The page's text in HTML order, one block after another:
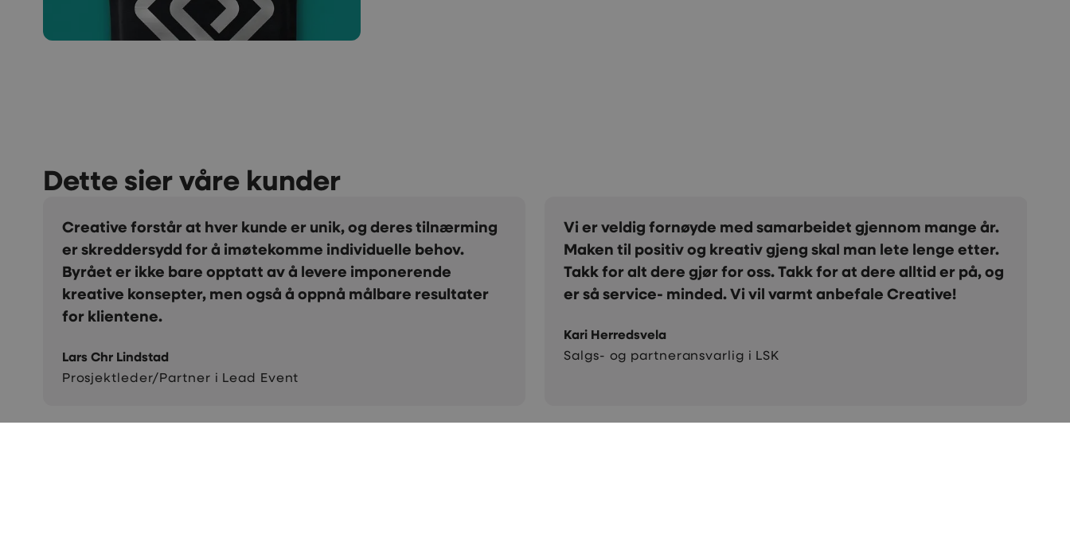
Dette sier våre kunder
Vi er veldig fornøyde med samarbeidet gjennom mange år.
Maken til positiv og kreativ gjeng skal man lete lenge etter.
Takk for alt dere gjør for oss. Takk for at dere alltid er på, og
er så service- minded. Vi vil varmt anbefale Creative!
Salgs- og partneransvarlig i LSK
Vi har et veldig godt samarbeid med Creative. Gjennom
samarbeidet har vi fått bedre synlighet på nettet, flere
treff i søkemotorer og økt trafikk til våre nettsider. Vi er
glad for å ha Creative som sparringspartner.
Jo Espen Branes
Daglig leder i Unika AS